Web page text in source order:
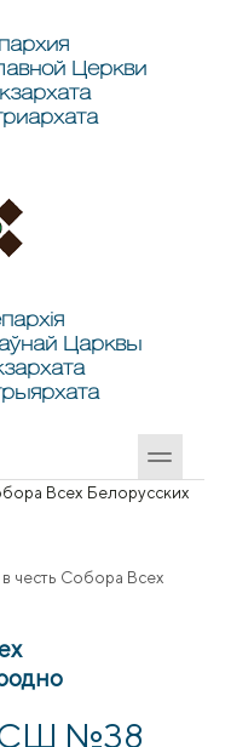
Церкви
Царквы
Всех Белорусских
честь Собора Всех
СШ №38